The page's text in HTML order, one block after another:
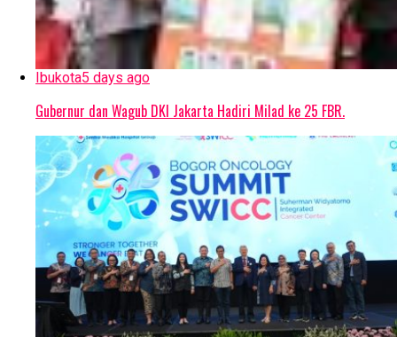
Ibukota5 days ago
Gubernur dan Wagub DKI Jakarta Hadiri Milad ke 25 FBR.